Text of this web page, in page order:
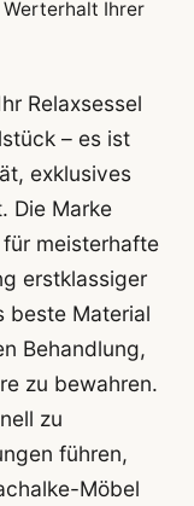
Ihrer
Relaxsessel
– es ist
exklusives
Die Marke
meisterhafte
erstklassiger
beste Material
Behandlung,
zu bewahren.
zu
führen,
Möbel